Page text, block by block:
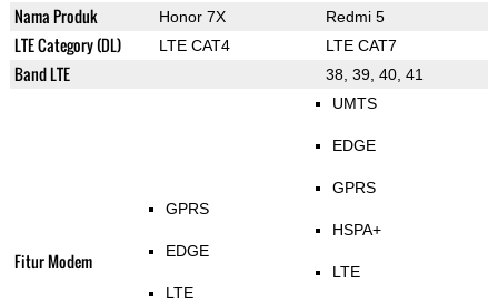
Nama Produk Honor 7X Redmi 5
LTE Category (DL) LTE CAT4 LTE CAT7
Band LTE 38, 39, 40, 41
Fitur Modem
GPRS
EDGE
LTE
UMTS
EDGE
GPRS
HSPA+
LTE